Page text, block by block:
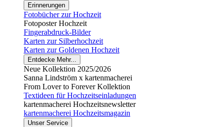
Erinnerungen
Fotobücher zur Hochzeit
Fotoposter Hochzeit
Fingerabdruck-Bilder
Karten zur Silberhochzeit
Karten zur Goldenen Hochzeit
Entdecke Mehr...
Neue Kollektion 2025/2026
Sanna Lindström x kartenmacherei
From Lover to Forever Kollektion
Textideen für Hochzeitseinladungen
kartenmacherei Hochzeitsnewsletter
kartenmacherei Hochzeitsmagazin
Unser Service